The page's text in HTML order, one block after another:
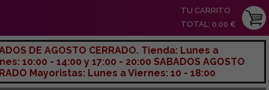
TU CARRITO
TOTAL: 0,00 €
DE AGOSTO CERRADO. Tienda: Lunes a
10:00 - 14:00 y 17:00 - 20:00 SABADOS AGOSTO
Mayoristas: Lunes a Viernes: 10 - 18:00